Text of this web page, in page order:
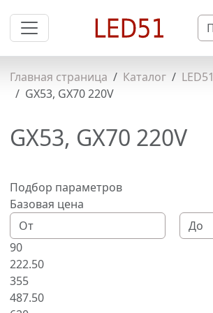
Главная страница Каталог LED51
GX53, GX70 220V
GX53, GX70 220V
Подбор параметров
Базовая цена
90
222.50
355
487.50